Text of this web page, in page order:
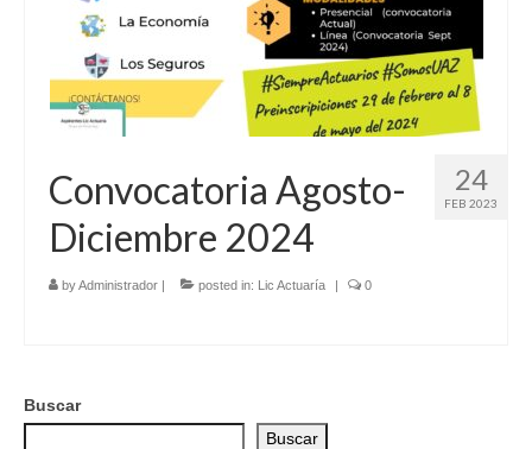
24
FEB 2023
Convocatoria Agosto-
Diciembre 2024
byAdministrador | posted in: Lic Actuaría | 0
Buscar
Buscar